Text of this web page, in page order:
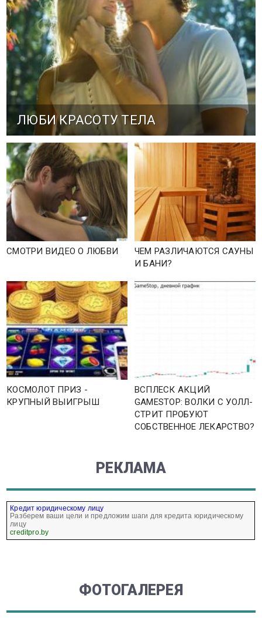
ЛЮБИ КРАСОТУ ТЕЛА
СМОТРИ ВИДЕО О ЛЮБВИ
ЧЕМ РАЗЛИЧАЮТСЯ САУНЫ
И БАНИ?
КОСМОЛОТ ПРИЗ -
КРУПНЫЙ ВЫИГРЫШ
ВСПЛЕСК АКЦИЙ
GAMESTOP: ВОЛКИ С УОЛЛ-
СТРИТ ПРОБУЮТ
СОБСТВЕННОЕ ЛЕКАРСТВО?
РЕКЛАМА
Кредит юридическому лицу
Разберем ваши цели и предложим шаги для кредита юридическому
лицу
creditpro.by
ФОТОГАЛЕРЕЯ